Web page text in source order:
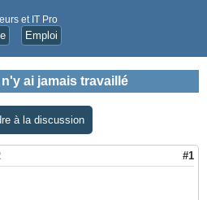
et IT Pro
Emploi
ai jamais travaillé
à la discussion
#1